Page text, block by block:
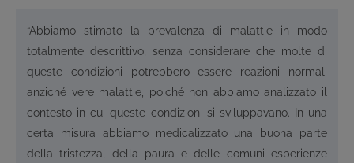
“Abbiamo stimato la prevalenza di malattie in modo
totalmente descrittivo, senza considerare che molte di
queste condizioni potrebbero essere reazioni normali
anziché vere malattie, poiché non abbiamo analizzato il
contesto in cui queste condizioni si sviluppavano. In una
certa misura abbiamo medicalizzato una buona parte
della tristezza, della paura e delle comuni esperienze